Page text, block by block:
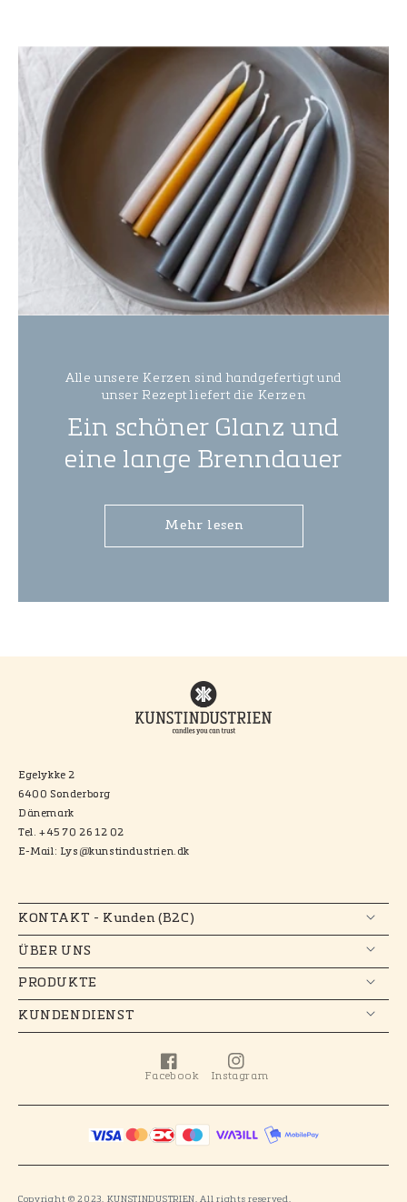
Alle unsere Kerzen sind handgefertigt und
unser Rezept liefert die Kerzen
Ein schöner Glanz und
eine lange Brenndauer
Mehr lesen
Egelykke 2
6400 Sonderborg
Dänemark
Tel. +45 70 26 12 02
E-Mail: Lys@kunstindustrien.dk
KONTAKT - Kunden (B2C)
ÜBER UNS
PRODUKTE
KUNDENDIENST
Facebook
Facebook
Instagram
Instagram
Copyright © 2023. KUNSTINDUSTRIEN. All rights reserved.